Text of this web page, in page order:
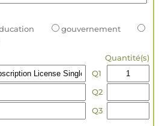
gouvernement
Quantité(s)
Q1
Q2
Q3